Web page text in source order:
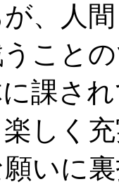
、人
こと
課さ
しく
いに